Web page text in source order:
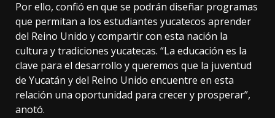
Por ello, confió en que se podrán diseñar programas
que permitan a los estudiantes yucatecos aprender
del Reino Unido y compartir con esta nación la
cultura y tradiciones yucatecas. “La educación es la
clave para el desarrollo y queremos que la juventud
de Yucatán y del Reino Unido encuentre en esta
relación una oportunidad para crecer y prosperar”,
anotó.